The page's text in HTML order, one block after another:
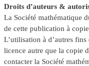
Droits d’auteurs &
La Société mathématique
de cette publication à
L’utilisation à d’autres
licence autre que la copie
contacter la Société